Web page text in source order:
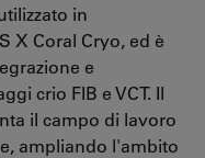
in
X Coral Cryo, ed è
e
crio FIB e VCT. Il
il campo di lavoro
ampliando l'ambito